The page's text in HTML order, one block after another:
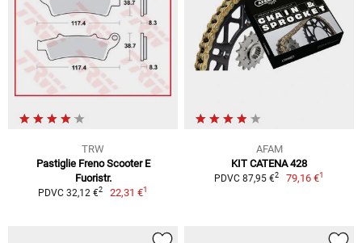
TRW
Pastiglie Freno Scooter E
Fuoristr.
PDVC 32,12 €2 22,31 €1
AFAM
KIT CATENA 428
PDVC 87,95 €2 79,16 €1